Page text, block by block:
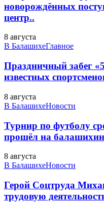
новорождённых
центр..
8 августа
В БалашихеГлавное
Праздничный забег
известных
8 августа
В БалашихеНовости
Турнир по футболу
прошёл на
8 августа
В БалашихеНовости
Герой Соцтруда
трудовую